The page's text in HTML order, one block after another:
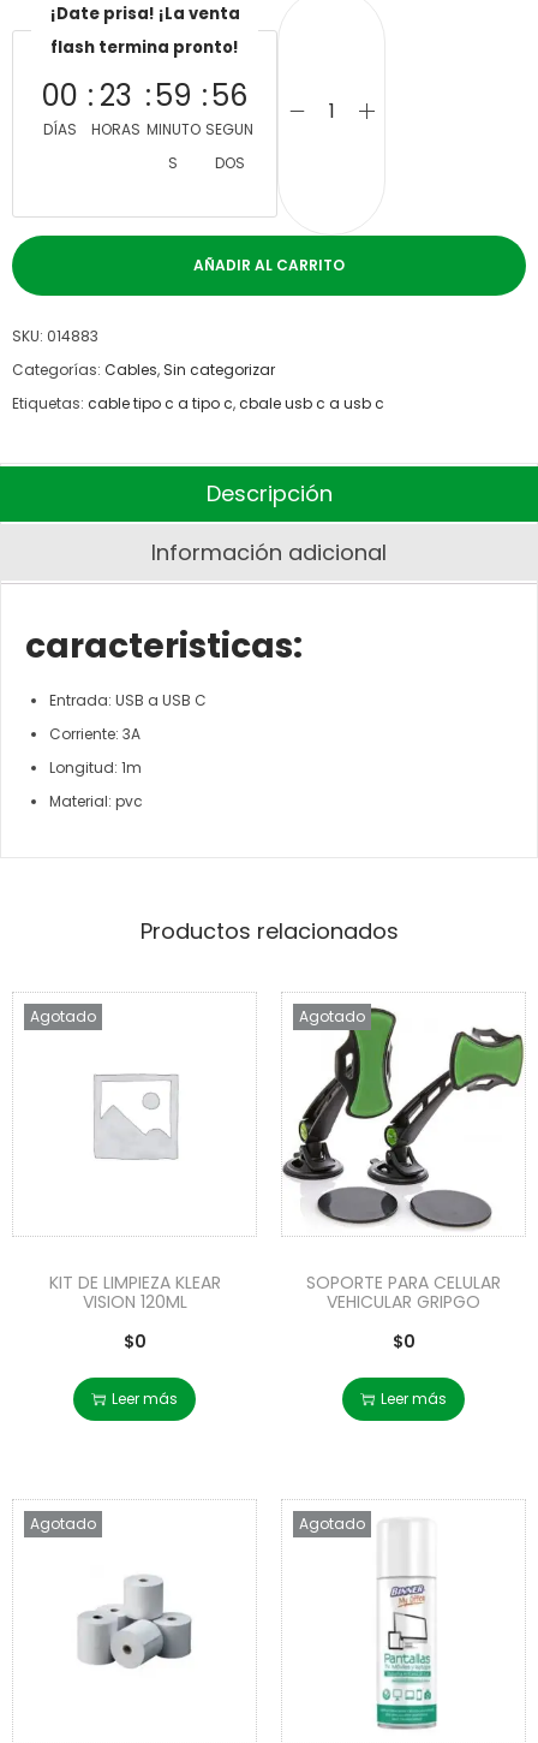
¡Date prisa! ¡La venta
flash termina pronto!
00
DÍAS
23
HORAS
59
MINUTO
S
56
SEGUN
DOS
AÑADIR AL CARRITO
SKU: 014883
Categorías: Cables, Sin categorizar
Etiquetas: cable tipo c a tipo c,cbale usb c a usb c
Descripción
Información adicional
caracteristicas:
Entrada: USB a USB C
Corriente: 3A
Longitud: 1m
Material: pvc
Productos relacionados
Agotado
KIT DE LIMPIEZA KLEAR
VISION 120ML
$0
Leer más
Agotado
SOPORTE PARA CELULAR
VEHICULAR GRIPGO
$0
Leer más
Agotado Agotado